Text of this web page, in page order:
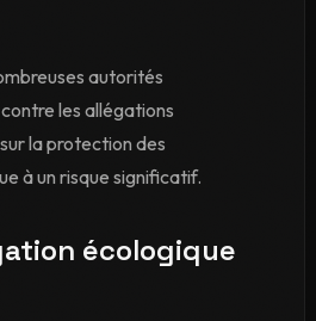
autorités
les allégations
la protection des
à un risque significatif.
écologique